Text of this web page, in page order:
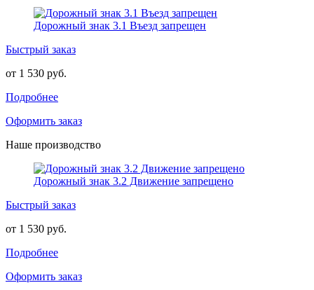
Дорожный знак 3.1 Въезд запрещен
Быстрый заказ
от 1 530 руб.
Подробнее
Оформить заказ
Наше производство
Дорожный знак 3.2 Движение запрещено
Быстрый заказ
от 1 530 руб.
Подробнее
Оформить заказ